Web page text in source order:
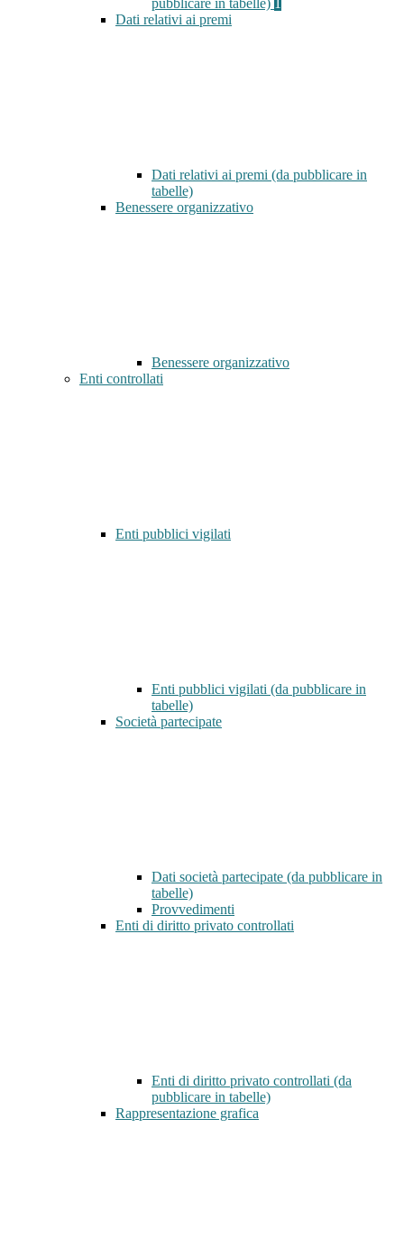
pubblicare in tabelle)
Dati relativi ai premi
Dati relativi ai premi (da pubblicare in
tabelle)
Benessere organizzativo
Benessere organizzativo
Enti controllati
Enti pubblici vigilati
Enti pubblici vigilati (da pubblicare in
tabelle)
Società partecipate
Dati società partecipate (da pubblicare in
tabelle)
Provvedimenti
Enti di diritto privato controllati
Enti di diritto privato controllati (da
pubblicare in tabelle)
Rappresentazione grafica